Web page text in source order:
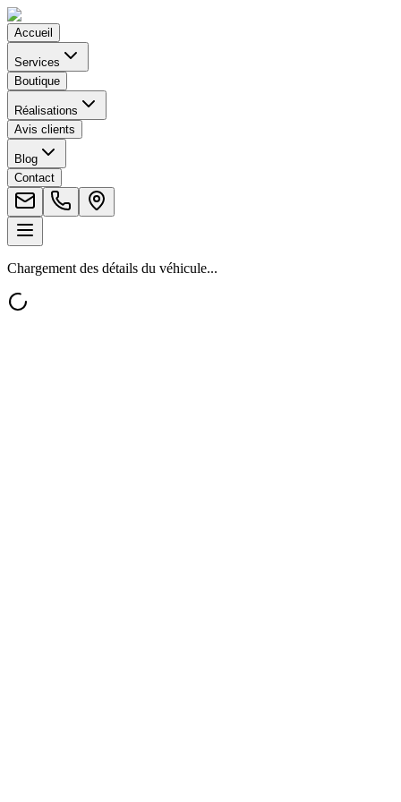
Accueil
Services
Boutique
Réalisations
Avis clients
Blog
Contact
Chargement des détails du véhicule...